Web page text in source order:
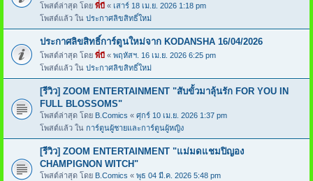
โพสต์ล่าสุด โดย พี่บี « เสาร์ 18 เม.ย. 2026 1:18 pm
โพสต์แล้ว ใน ประกาศลิขสิทธิ์ใหม่
ประกาศลิขสิทธิ์การ์ตูนใหม่จาก KODANSHA 16/04/2026
โพสต์ล่าสุด โดย พี่บี « พฤหัสฯ. 16 เม.ย. 2026 6:25 pm
โพสต์แล้ว ใน ประกาศลิขสิทธิ์ใหม่
[รีวิว] ZOOM ENTERTAINMENT "สับขั้วมาลุ้นรัก FOR YOU IN
FULL BLOSSOMS"
โพสต์ล่าสุด โดย B.Comics « ศุกร์ 10 เม.ย. 2026 1:37 pm
โพสต์แล้ว ใน การ์ตูนผู้ชายและการ์ตูนผู้หญิง
[รีวิว] ZOOM ENTERTAINMENT "แม่มดแชมปิญอง
CHAMPIGNON WITCH"
โพสต์ล่าสุด โดย B.Comics « พุธ 04 มี.ค. 2026 5:48 pm